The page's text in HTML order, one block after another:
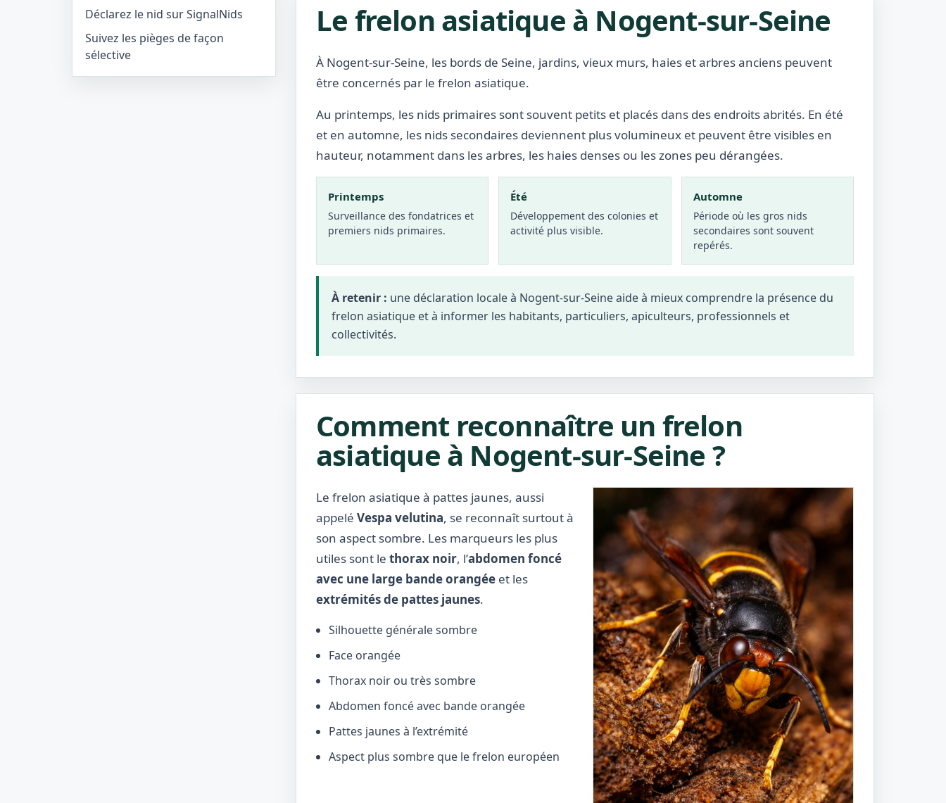
Déclarez le nid sur SignalNids
Suivez les pièges de façon
sélective
Le frelon asiatique à Nogent-sur-Seine
À Nogent-sur-Seine, les bords de Seine, jardins, vieux murs, haies et arbres anciens peuvent
être concernés par le frelon asiatique.
Au printemps, les nids primaires sont souvent petits et placés dans des endroits abrités. En été
et en automne, les nids secondaires deviennent plus volumineux et peuvent être visibles en
hauteur, notamment dans les arbres, les haies denses ou les zones peu dérangées.
Printemps
Surveillance des fondatrices et
premiers nids primaires.
Été
Développement des colonies et
activité plus visible.
Automne
Période où les gros nids
secondaires sont souvent
repérés.
À retenir : une déclaration locale à Nogent-sur-Seine aide à mieux comprendre la présence du
frelon asiatique et à informer les habitants, particuliers, apiculteurs, professionnels et
collectivités.
Comment reconnaître un frelon
asiatique à Nogent-sur-Seine ?
Le frelon asiatique à pattes jaunes, aussi
appelé Vespa velutina, se reconnaît surtout à
son aspect sombre. Les marqueurs les plus
utiles sont le thorax noir, l’abdomen foncé
avec une large bande orangée et les
extrémités de pattes jaunes.
Silhouette générale sombre
Face orangée
Thorax noir ou très sombre
Abdomen foncé avec bande orangée
Pattes jaunes à l’extrémité
Aspect plus sombre que le frelon européen